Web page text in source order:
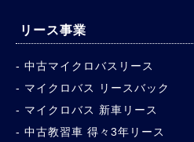
リース事業
中古マイクロバスリース
マイクロバス リースバック
マイクロバス 新車リース
中古教習車 得々3年リース